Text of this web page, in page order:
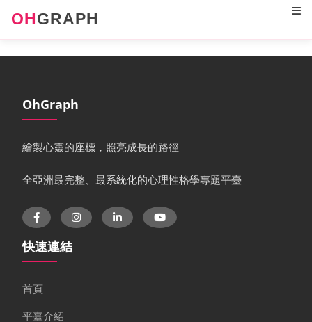
OHGRAPH
OhGraph
繪製心靈的座標，照亮成長的路徑
全亞洲最完整、最系統化的心理性格學專題平臺
快速連結
首頁
平臺介紹